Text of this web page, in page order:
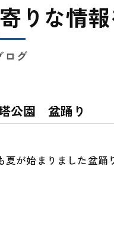
りな情
ログ
公園 盆踊り
夏が始まりました盆